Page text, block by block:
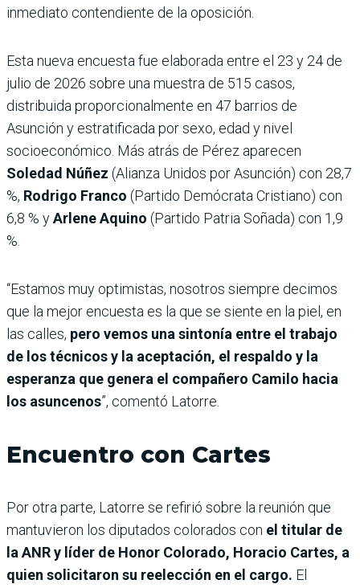
inmediato contendiente de la oposición.
Esta nueva encuesta fue elaborada entre el 23 y 24 de
julio de 2026 sobre una muestra de 515 casos,
distribuida proporcionalmente en 47 barrios de
Asunción y estratificada por sexo, edad y nivel
socioeconómico. Más atrás de Pérez aparecen
Soledad Núñez (Alianza Unidos por Asunción) con 28,7
%, Rodrigo Franco (Partido Demócrata Cristiano) con
6,8 % yArlene Aquino (Partido Patria Soñada) con 1,9
%.
“Estamos muy optimistas, nosotros siempre decimos
que la mejor encuesta es la que se siente en la piel, en
las calles, pero vemos una sintonía entre el trabajo
de los técnicos y la aceptación, el respaldo y la
esperanza que genera el compañero Camilo hacia
los asuncenos”, comentó Latorre.
Encuentro con Cartes
Por otra parte, Latorre se refirió sobre la reunión que
mantuvieron los diputados colorados con el titular de
la ANR y líder de Honor Colorado, Horacio Cartes, a
quien solicitaron su reelección en el cargo. El